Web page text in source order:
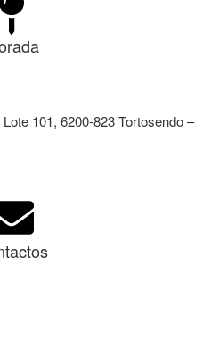
101, 6200-823 Tortosendo –